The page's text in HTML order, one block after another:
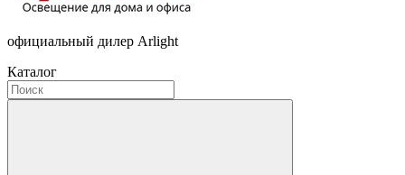
официальный дилер Arlight
Каталог